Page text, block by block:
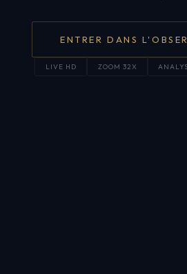
ENTRER DANS
LIVE HD ZOOM 32X